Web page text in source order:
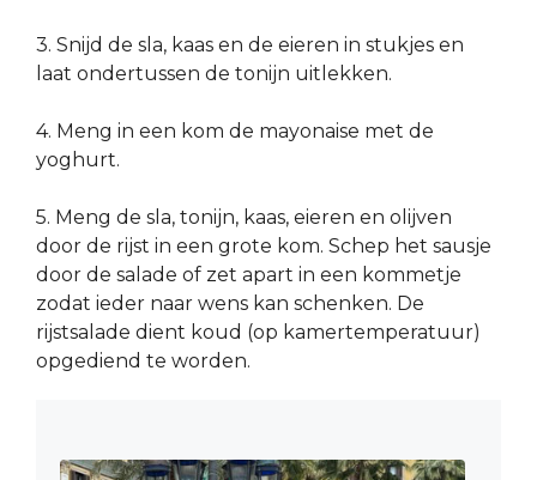
3. Snijd de sla, kaas en de eieren in stukjes en
laat ondertussen de tonijn uitlekken.
4. Meng in een kom de mayonaise met de
yoghurt.
5. Meng de sla, tonijn, kaas, eieren en olijven
door de rijst in een grote kom. Schep het sausje
door de salade of zet apart in een kommetje
zodat ieder naar wens kan schenken. De
rijstsalade dient koud (op kamertemperatuur)
opgediend te worden.